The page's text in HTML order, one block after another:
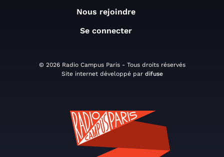
Nous rejoindre
Se connecter
© 2026 Radio Campus Paris - Tous droits réservés
Site internet développé par difuse